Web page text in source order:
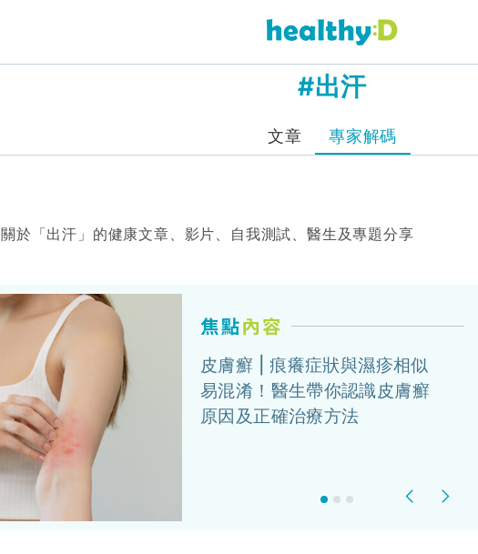
#出汗
文章 專家解碼
關於「出汗」的健康文章、影片、自我測試、醫生及專題分享
皮膚癬 | 痕癢症狀與濕疹相似
易混淆！醫生帶你認識皮膚癬
原因及正確治療方法
Previous